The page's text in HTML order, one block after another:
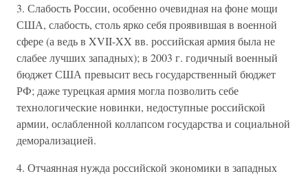
3. Слабость России, особенно очевидная на фоне мощи
США, слабость, столь ярко себя проявившая в военной
сфере (а ведь в XVII-XX вв. российская армия была не
слабее лучших западных); в 2003 г. годичный военный
бюджет США превысит весь государственный бюджет
РФ; даже турецкая армия могла позволить себе
технологические новинки, недоступные российской
армии, ослабленной коллапсом государства и социальной
деморализацией.
4. Отчаянная нужда российской экономики в западных